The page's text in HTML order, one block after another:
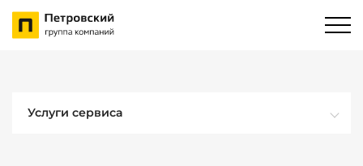
Услуги сервиса